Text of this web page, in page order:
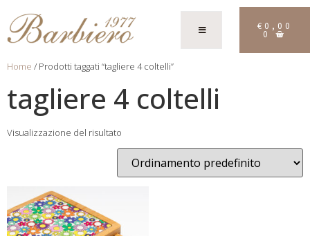
€ 0,00
0
Home / Prodotti taggati “tagliere 4 coltelli”
tagliere 4 coltelli
Visualizzazione del risultato